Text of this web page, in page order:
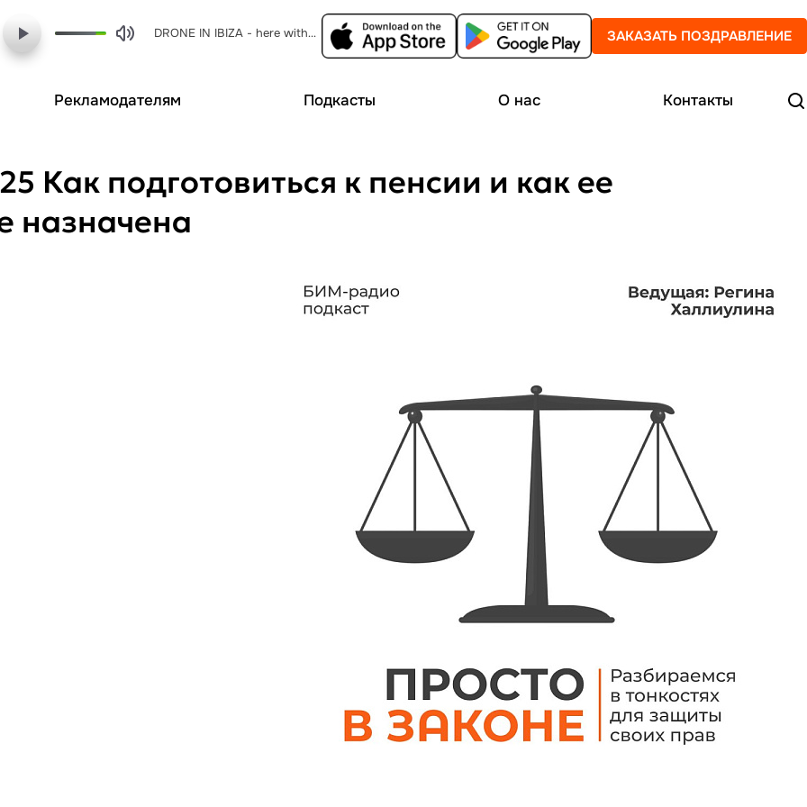
DRONE IN IBIZA - here without you ЗАКАЗАТЬ ПОЗДРАВЛЕНИЕ
Рекламодателям Подкасты О нас Контакты
Как подготовиться к пенсии и как ее
назначена